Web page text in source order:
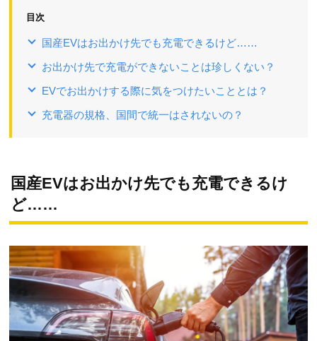
目次
国産EVはお出かけ先でも充電できるけど……
お出かけ先で充電ができないことは珍しくない？
EVでお出かけする際に気をつけたいこととは？
充電器の規格、国間で統一はされないの？
国産EVはお出かけ先でも充電できるけ
ど……